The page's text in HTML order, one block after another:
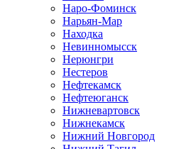
Наро-Фоминск
Нарьян-Мар
Находка
Невинномысск
Нерюнгри
Нестеров
Нефтекамск
Нефтеюганск
Нижневартовск
Нижнекамск
Нижний Новгород